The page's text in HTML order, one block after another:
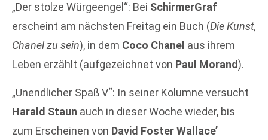
„Der stolze Würgeengel“: Bei SchirmerGraf
erscheint am nächsten Freitag ein Buch (Die Kunst,
Chanel zu sein), in dem Coco Chanel aus ihrem
Leben erzählt (aufgezeichnet von Paul Morand).
„Unendlicher Spaß V“: In seiner Kolumne versucht
Harald Staun auch in dieser Woche wieder, bis
zum Erscheinen von David Foster Wallace’